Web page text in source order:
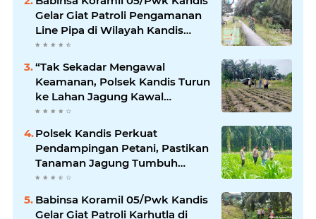
Gelar Giat Patroli Pengamanan
Line Pipa di Wilayah Kandis
Kandis
“Tak Sekadar Mengawal
Keamanan, Polsek Kandis Turun
ke Lahan Jagung Kawal
Ketahanan Pangan
Polsek Kandis Perkuat
Pendampingan Petani, Pastikan
Tanaman Jagung Tumbuh
Optimal Dukung Swasembada
Babinsa Koramil 05/Pwk Kandis
Gelar Giat Patroli Karhutla di